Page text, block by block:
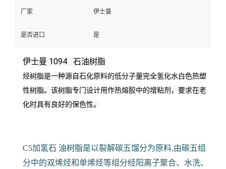
厂家 伊士曼
是否进口 是
伊士曼 1094 石油树脂
烃树脂是一种源自石化原料的低分子量完全氢化水白色热塑
性树脂。 该树脂专门设计用作热熔胶中的增粘剂，要求在老
化时具有良好的保色性。
C5加氢石 油树脂是以裂解碳五馏分为原料,由碳五组
分中的双烯烃和单烯烃等组分经阳离子聚合、水洗、